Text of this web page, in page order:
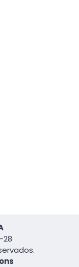
28